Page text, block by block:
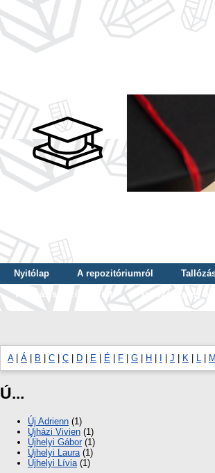
Nyitólap A repozitóriumról
Tallózás szerző szerint
Tallózás nyelv
A| Á B C Ç D E É F G H J K L M
Ú...
Új Adrienn (1)
Újházi Vivien (1)
Újhelyi Gábor(1)
Újhelyi Laura(1)
Újhelyi Lívia(1)